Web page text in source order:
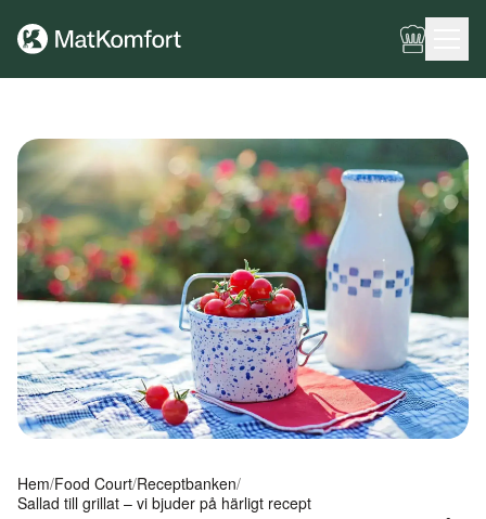
Hem/Food Court/Receptbanken/
Sallad till grillat – vi bjuder på härligt recept